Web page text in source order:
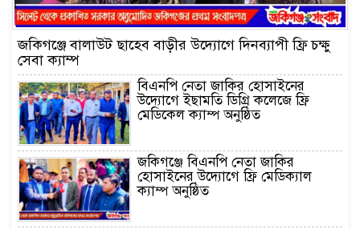
জকিগঞ্জে বালাউট ছাহেব বাড়ীর উদ্যোগে দিনব্যাপী ফ্রি চক্ষু
সেবা ক্যাম্প
বিএনপি নেতা জাকির হোসাইনের
উদ্যোগে ইছামতি ডিগ্রি কলেজে ফ্রি
মেডিকেল ক্যাম্প অনুষ্ঠিত
জকিগঞ্জে বিএনপি নেতা জাকির
হোসাইনের উদ্যোগে ফ্রি মেডিক্যাল
ক্যাম্প অনুষ্ঠিত